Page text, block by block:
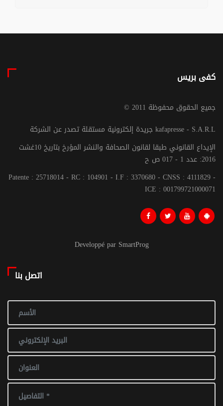
كفى بريس
© جميع الحقوق محفوظة 2011
جريدة إلكترونية مستقلة تصدر عن الشركة kafapresse - S.A.R.L
الإيداع القانوني طبقا لقانون الصحافة والنشر المؤرخ بتاريخ 10غشت
2016: عدد 1 - 017 ص ح
Patente : 25718014 - RC : 104901 - I.F : 3370680 - CNSS : 4111829 -
ICE : 001799721000071
Developpé par SmartProg
اتصل بنا